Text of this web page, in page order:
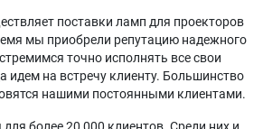
поставки ламп для проекторов
мы приобрели репутацию надежного
точно исполнять все свои
идем на встречу клиенту. Большинство
нашими постоянными клиентами.